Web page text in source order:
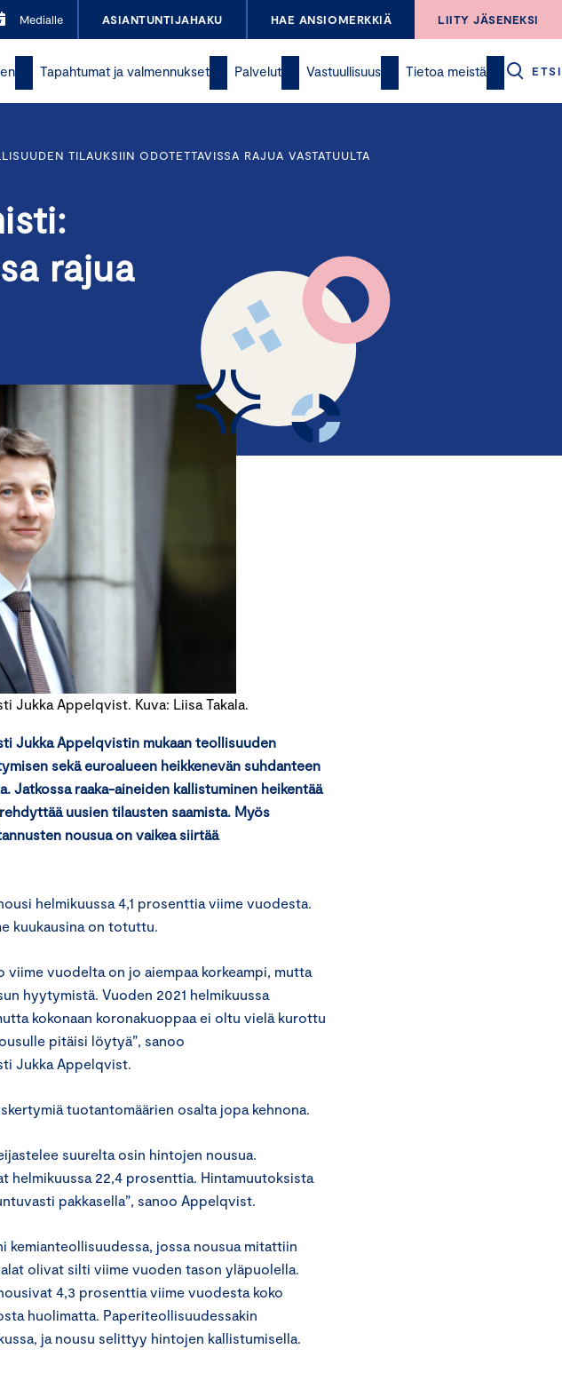
Medialle ASIANTUNTIJAHAKU HAE ANSIOMERKKIÄ LIITY JÄSENEKSI
Tapahtumat ja valmennukset Palvelut Vastuullisuus Tietoa meistä ETSI
TILAUKSIIN ODOTETTAVISSA RAJUA VASTATUULTA
rajua
Jukka Appelqvist. Kuva: Liisa Takala.
Jukka Appelqvistin mukaan teollisuuden
sekä euroalueen heikkenevän suhdanteen
Jatkossa raaka-aineiden kallistuminen heikentää
uusien tilausten saamista. Myös
nousua on vaikea siirtää
helmikuussa 4,1 prosenttia viime vuodesta.
kuukausina on totuttu.
viime vuodelta on jo aiempaa korkeampi, mutta
hyytymistä. Vuoden 2021 helmikuussa
kokonaan koronakuoppaa ei oltu vielä kurottu
pitäisi löytyä”, sanoo
Jukka Appelqvist.
tuotantomäärien osalta jopa kehnona.
suurelta osin hintojen nousua.
helmikuussa 22,4 prosenttia. Hintamuutoksista
pakkasella”, sanoo Appelqvist.
kemianteollisuudessa, jossa nousua mitattiin
olivat silti viime vuoden tason yläpuolella.
4,3 prosenttia viime vuodesta koko
huolimatta. Paperiteollisuudessakin
ja nousu selittyy hintojen kallistumisella.